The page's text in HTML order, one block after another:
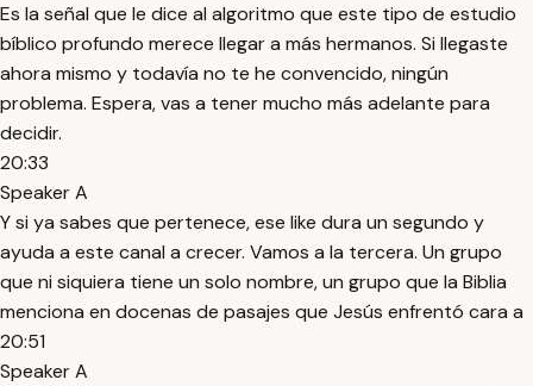
Es la señal que le dice al algoritmo que este tipo de estudio
bíblico profundo merece llegar a más hermanos. Si llegaste
ahora mismo y todavía no te he convencido, ningún
problema. Espera, vas a tener mucho más adelante para
decidir.
20:33
Speaker A
Y si ya sabes que pertenece, ese like dura un segundo y
ayuda a este canal a crecer. Vamos a la tercera. Un grupo
que ni siquiera tiene un solo nombre, un grupo que la Biblia
menciona en docenas de pasajes que Jesús enfrentó cara a
20:51
Speaker A